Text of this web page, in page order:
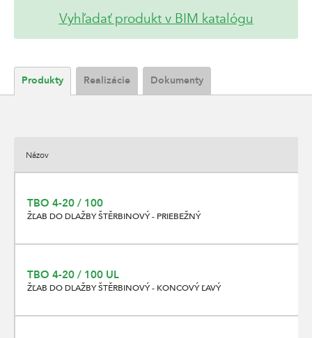
Vyhľadať produkt v BIM katalógu
Produkty Realizácie Dokumenty
Názov
TBO 4-20 / 100
ŽĽAB DO DLAŽBY ŠTĚRBINOVÝ - PRIEBEŽNÝ
TBO 4-20 / 100 UL
ŽĽAB DO DLAŽBY ŠTĚRBINOVÝ - KONCOVÝ ĽAVÝ